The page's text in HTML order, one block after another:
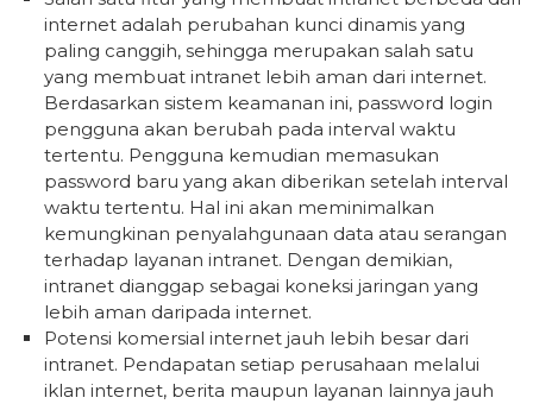
internet adalah perubahan kunci dinamis yang
paling canggih, sehingga merupakan salah satu
yang membuat intranet lebih aman dari internet.
Berdasarkan sistem keamanan ini, password login
pengguna akan berubah pada interval waktu
tertentu. Pengguna kemudian memasukan
password baru yang akan diberikan setelah interval
waktu tertentu. Hal ini akan meminimalkan
kemungkinan penyalahgunaan data atau serangan
terhadap layanan intranet. Dengan demikian,
intranet dianggap sebagai koneksi jaringan yang
lebih aman daripada internet.
Potensi komersial internet jauh lebih besar dari
intranet. Pendapatan setiap perusahaan melalui
iklan internet, berita maupun layanan lainnya jauh